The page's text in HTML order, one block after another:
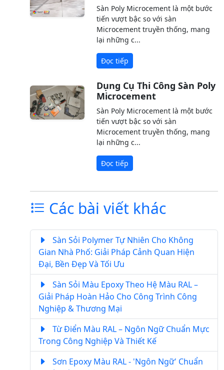
Sàn Poly Microcement là một bước
tiến vượt bậc so với sàn
Microcement truyền thống, mang
lại những c...
Đọc tiếp
Dụng Cụ Thi Công Sàn Poly
Microcement
Sàn Poly Microcement là một bước
tiến vượt bậc so với sàn
Microcement truyền thống, mang
lại những c...
Đọc tiếp
Các bài viết khác
Sàn Sỏi Polymer Tự Nhiên Cho Không
Gian Nhà Phố: Giải Pháp Cảnh Quan Hiện
Đại, Bền Đẹp Và Tối Ưu
Sàn Sỏi Màu Epoxy Theo Hệ Màu RAL –
Giải Pháp Hoàn Hảo Cho Công Trình Công
Nghiệp & Thương Mại
Từ Điển Màu RAL – Ngôn Ngữ Chuẩn Mực
Trong Công Nghiệp Và Thiết Kế
Sơn Epoxy Màu RAL - 'Ngôn Ngữ' Chuẩn